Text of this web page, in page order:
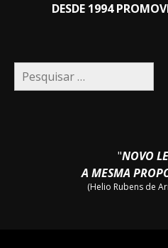
DESDE 1994
Pesquisar
por:
"NOVO
A MESMA
(Helio Rubens de